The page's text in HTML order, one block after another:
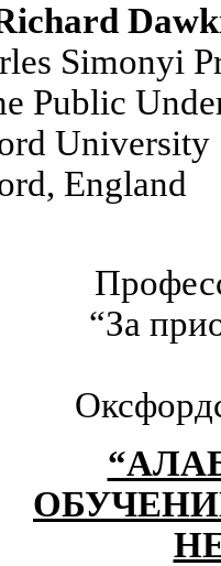
Simonyi
Public
University
England
“За